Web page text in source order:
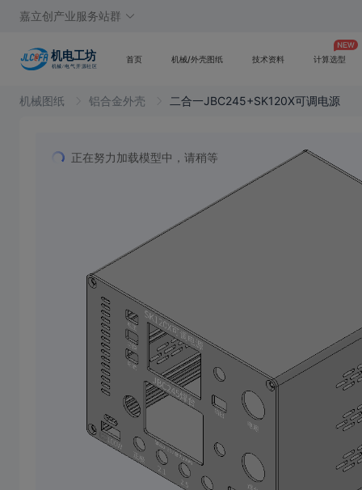
嘉立创产业服务站群
首页 机械/外壳图纸 技术资料 计算选型
机械图纸 铝合金外壳 二合一JBC245+SK120X可调电源
正在努力加载模型中，请稍等